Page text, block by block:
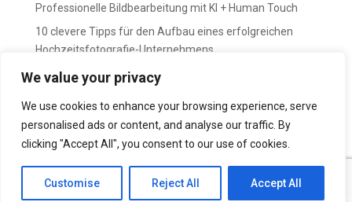
We value your privacy
We use cookies to enhance your browsing experience, serve
personalised ads or content, and analyse our traffic. By
clicking "Accept All", you consent to our use of cookies.
Customise Reject All Accept All
Professionelle Bildbearbeitung mit KI + Human Touch
10 clevere Tipps für den Aufbau eines erfolgreichen
Hochzeitsfotografie-Unternehmens
April bedeutet Vorbereitung. Mai bedeutet Druck.
Recent Comments
No comments to show.